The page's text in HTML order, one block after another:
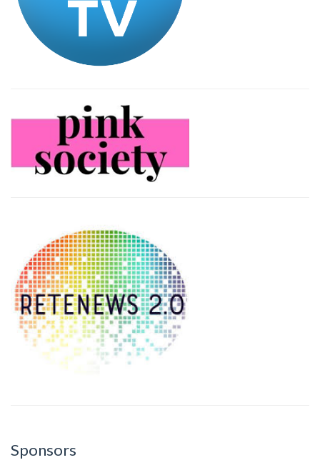
Sponsors